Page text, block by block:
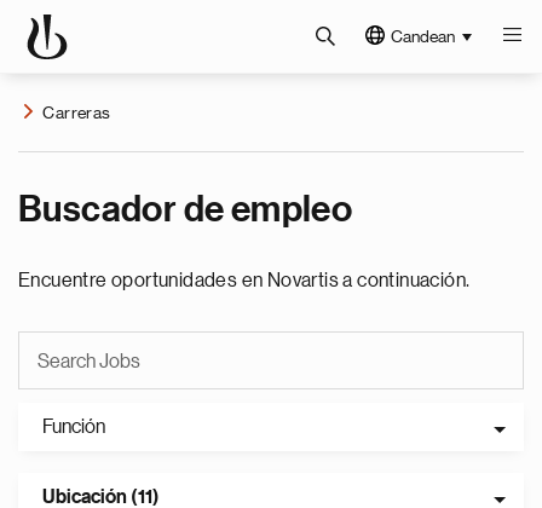
Candean
Carreras
Buscador de empleo
Encuentre oportunidades en Novartis a continuación.
Función
Ubicación (11)